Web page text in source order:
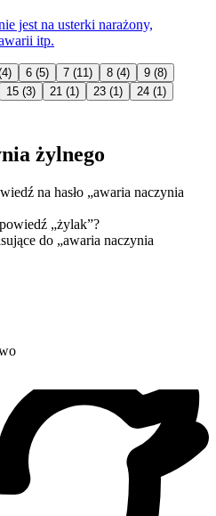
jest na usterki narażony,
itp.
6 (5) 7 (11) 8 (4) 9 (8)
15 (3) 21 (1) 23 (1) 24 (1)
żylnego
na hasło „awaria naczynia
„żylak”?
do „awaria naczynia